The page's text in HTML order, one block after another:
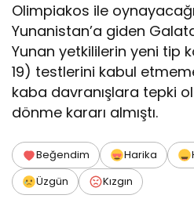
Olimpiakos ile oynayacağı
Yunanistan’a giden
Yunan yetkililerin yeni tip
19) testlerini kabul
kaba davranışlara tepki
dönme kararı almıştı.
Beğendim Harika
Üzgün
Kızgın